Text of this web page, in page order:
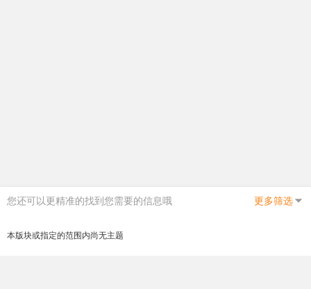
您还可以更精准的找到您需要的信息哦 更多筛选
本版块或指定的范围内尚无主题